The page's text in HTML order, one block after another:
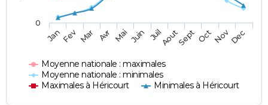
Moyenne nationale : maximales
Moyenne nationale : minimales
Maximales à Héricourt
Minimales à Héricourt
JanFev Mar Avr Mai Juin JuilAoutSept OctNovDec
0